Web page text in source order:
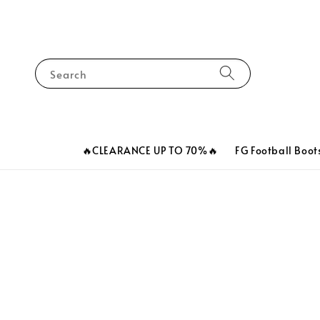
Search
🔥CLEARANCE UP TO 70%🔥 FG Football